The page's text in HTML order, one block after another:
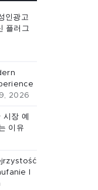
인광고
플러그
2026
장 예
이유
I